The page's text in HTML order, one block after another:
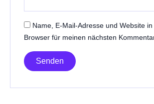
Name, E-Mail-Adresse und Website in
Browser für meinen nächsten